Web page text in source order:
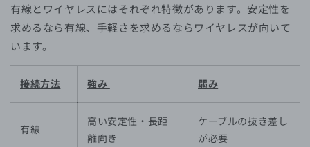
有線とワイヤレスにはそれぞれ特徴があります。安定性を
求めるなら有線、手軽さを求めるならワイヤレスが向いて
います。
接続方法 強み 弱み
有線
高い安定性・長距
離向き
ケーブルの抜き差し
が必要